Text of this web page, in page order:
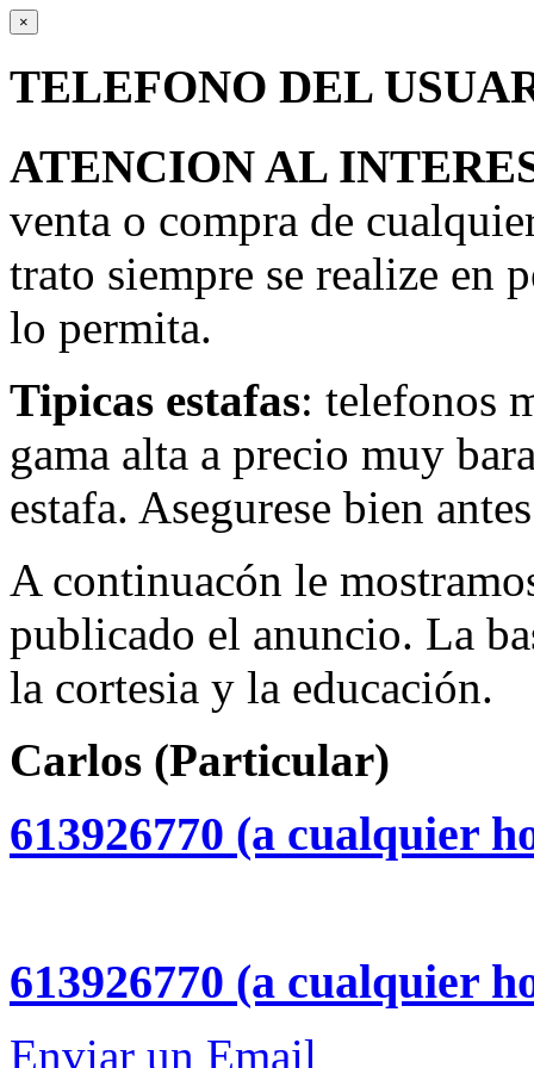
×
TELEFONO DEL
ATENCION AL
venta o compra de
trato siempre se realize en
lo permita.
Tipicas estafas: telefonos
gama alta a precio muy
estafa. Asegurese bien
A continuacón le
publicado el anuncio. La
la cortesia y la educación.
Carlos (Particular)
613926770 (a cualquier
613926770 (a cualquier
Enviar un Email